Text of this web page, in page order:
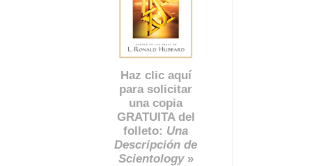
Haz clic aquí
para solicitar
una copia
GRATUITA del
folleto: Una
Descripción de
Scientology»